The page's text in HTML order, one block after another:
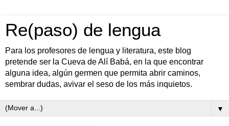
Re(paso) de lengua
Para los profesores de lengua y literatura, este blog
pretende ser la Cueva de Alí Babá, en la que encontrar
alguna idea, algún germen que permita abrir caminos,
sembrar dudas, avivar el seso de los más inquietos.
▼